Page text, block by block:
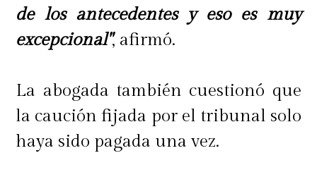
de los antecedentes y eso es muy
excepcional", afirmó.
La abogada también cuestionó que
la caución fijada por el tribunal solo
haya sido pagada una vez.